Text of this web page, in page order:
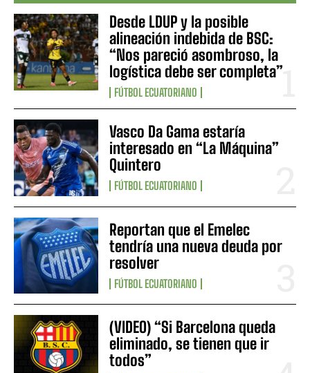
Desde LDUP y la posible
alineación indebida de BSC:
“Nos pareció asombroso, la
logística debe ser completa”
FÚTBOL ECUATORIANO
Vasco Da Gama estaría
interesado en “La Máquina”
Quintero
FÚTBOL ECUATORIANO
Reportan que el Emelec
tendría una nueva deuda por
resolver
FÚTBOL ECUATORIANO
(VIDEO) “Si Barcelona queda
eliminado, se tienen que ir
todos”